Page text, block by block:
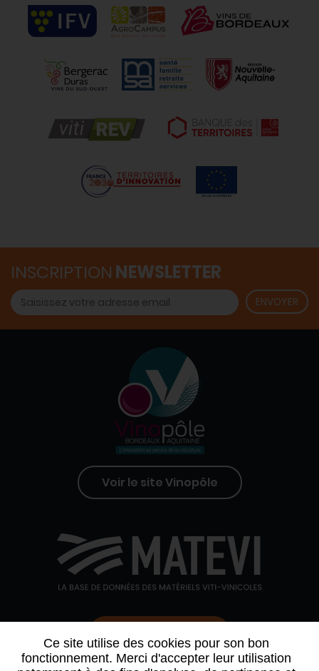
Ce site utilise des cookies pour son bon
fonctionnement. Merci d'accepter leur utilisation
INSCRIPTION NEWSLETTER
Voir le site Vinopôle